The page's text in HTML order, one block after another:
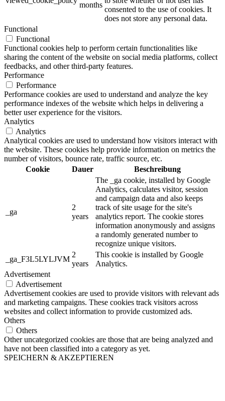
months
consented to the use of cookies. It
does not store any personal data.
Functional
Functional
Functional cookies help to perform certain functionalities like
sharing the content of the website on social media platforms, collect
feedbacks, and other third-party features.
Performance
Performance
Performance cookies are used to understand and analyze the key
performance indexes of the website which helps in delivering a
better user experience for the visitors.
Analytics
Analytics
Analytical cookies are used to understand how visitors interact with
the website. These cookies help provide information on metrics the
number of visitors, bounce rate, traffic source, etc.
Cookie
Dauer Beschreibung
_ga
2
years
The _ga cookie, installed by Google
Analytics, calculates visitor, session
and campaign data and also keeps
track of site usage for the site's
analytics report. The cookie stores
information anonymously and assigns
a randomly generated number to
recognize unique visitors.
_ga_F3L5LYLJVM
2
years
This cookie is installed by Google
Analytics.
Advertisement
Advertisement
Advertisement cookies are used to provide visitors with relevant ads
and marketing campaigns. These cookies track visitors across
websites and collect information to provide customized ads.
Others
Others
Other uncategorized cookies are those that are being analyzed and
have not been classified into a category as yet.
SPEICHERN & AKZEPTIEREN